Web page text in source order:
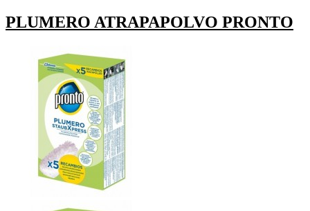
PLUMERO ATRAPAPOLVO PRONTO